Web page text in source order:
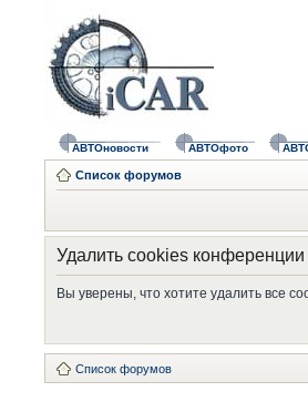
АВТОновости АВТОфото
Список форумов
Удалить cookies конференции
Вы уверены, что хотите удалить все
Список форумов